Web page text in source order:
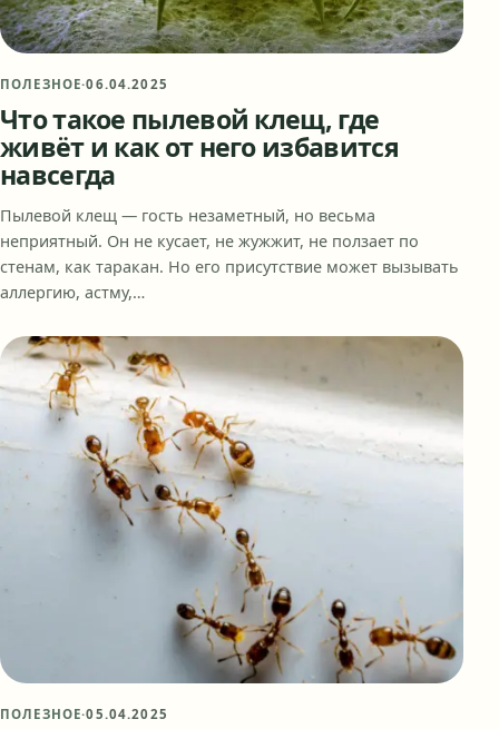
ПОЛЕЗНОЕ·06.04.2025
Что такое пылевой клещ, где
живёт и как от него избавится
навсегда
Пылевой клещ — гость незаметный, но весьма
неприятный. Он не кусает, не жужжит, не ползает по
стенам, как таракан. Но его присутствие может вызывать
аллергию, астму,…
ПОЛЕЗНОЕ·05.04.2025